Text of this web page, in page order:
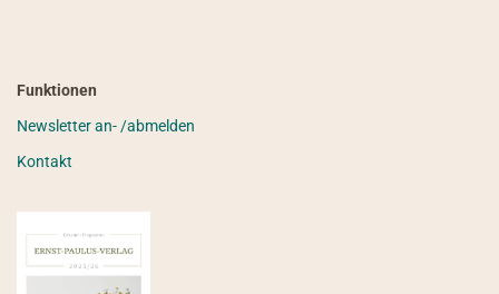
Funktionen
Newsletter an- /abmelden
Kontakt